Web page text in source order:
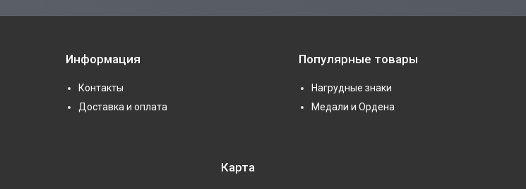
Информация
Контакты
Доставка и оплата
Популярные товары
Нагрудные знаки
Медали и Ордена
Карта